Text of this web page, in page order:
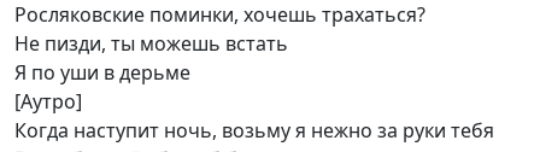
Росляковские поминки, хочешь трахаться?
Не пизди, ты можешь встать
Я по уши в дерьме
[Аутро]
Когда наступит ночь, возьму я нежно за руки тебя